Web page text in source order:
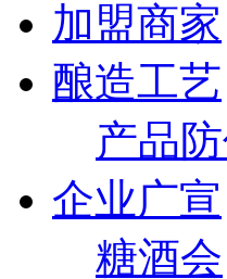
加盟商家
酿造工艺
产品
企业广宣
糖酒会